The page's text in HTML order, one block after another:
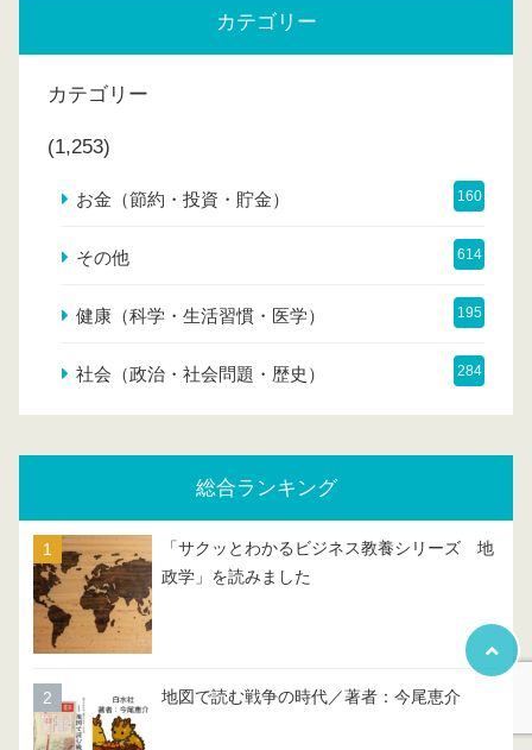
カテゴリー
カテゴリー
(1,253)
お金（節約・投資・貯金） 160
その他 614
健康（科学・生活習慣・医学） 195
社会（政治・社会問題・歴史） 284
総合ランキング
「サクッとわかるビジネス教養シリーズ 地
政学」を読みました
地図で読む戦争の時代／著者：今尾恵介